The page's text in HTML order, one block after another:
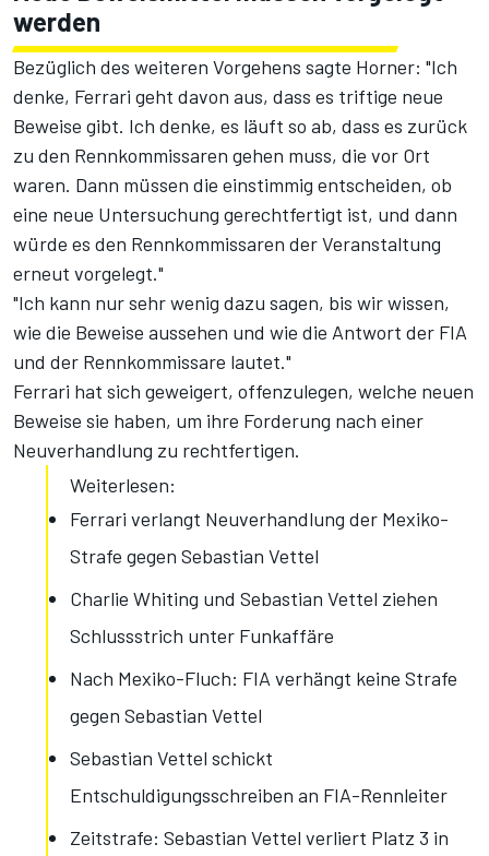
werden
Bezüglich des weiteren Vorgehens sagte Horner: "Ich
denke, Ferrari geht davon aus, dass es triftige neue
Beweise gibt. Ich denke, es läuft so ab, dass es zurück
zu den Rennkommissaren gehen muss, die vor Ort
waren. Dann müssen die einstimmig entscheiden, ob
eine neue Untersuchung gerechtfertigt ist, und dann
würde es den Rennkommissaren der Veranstaltung
erneut vorgelegt."
"Ich kann nur sehr wenig dazu sagen, bis wir wissen,
wie die Beweise aussehen und wie die Antwort der FIA
und der Rennkommissare lautet."
Ferrari hat sich geweigert, offenzulegen, welche neuen
Beweise sie haben, um ihre Forderung nach einer
Neuverhandlung zu rechtfertigen.
Weiterlesen:
Ferrari verlangt Neuverhandlung der Mexiko-
Strafe gegen Sebastian Vettel
Charlie Whiting und Sebastian Vettel ziehen
Schlussstrich unter Funkaffäre
Nach Mexiko-Fluch: FIA verhängt keine Strafe
gegen Sebastian Vettel
Sebastian Vettel schickt
Entschuldigungsschreiben an FIA-Rennleiter
Zeitstrafe: Sebastian Vettel verliert Platz 3 in